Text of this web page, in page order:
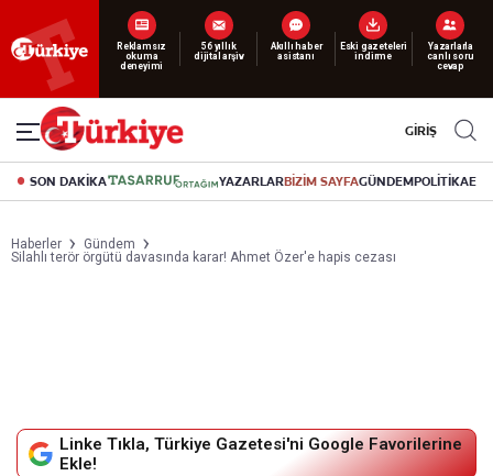
Yeni nesil dijital
abonelik 19 TL’den başlayan fiyatlarla.
GİRİŞ
SON DAKİKA YAZARLARBİZİM SAYFAGÜNDEMPOLİTİKA
Haberler
Gündem
Silahlı terör örgütü davasında karar! Ahmet Özer'e hapis cezası
Linke Tıkla, Türkiye Gazetesi'ni Google Favorilerine
Ekle!